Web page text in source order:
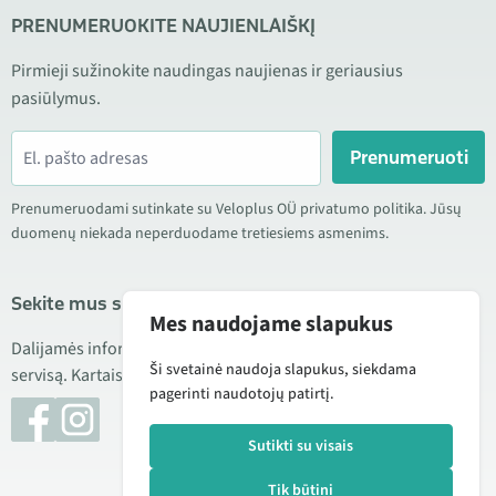
PRENUMERUOKITE NAUJIENLAIŠKĮ
Pirmieji sužinokite naudingas naujienas ir geriausius
pasiūlymus.
Prenumeruoti
Prenumeruodami sutinkate su Veloplus OÜ privatumo politika. Jūsų
duomenų niekada neperduodame tretiesiems asmenims.
Sekite mus socialiniuose tinkluose
Dalijamės informacija apie geras kainas, naujus produktus ir
servisą. Kartais taip pat publikuojame produktų apžvalgas.
Mes naudojame slapukus
Ši svetainė naudoja slapukus, siekdama
pagerinti naudotojų patirtį.
Sutikti su visais
Tik būtini